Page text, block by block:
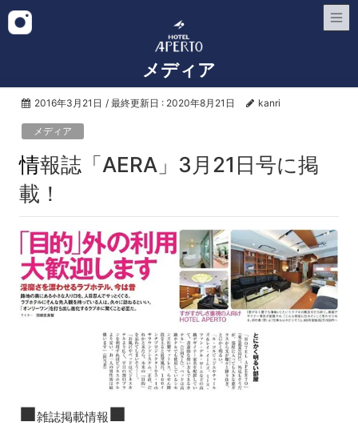
メディア
2016年3月21日 / 最終更新日 : 2020年8月21日 kanri
メディア
情報誌「AERA」3月21日号に掲
載！
■雑誌掲載情報■